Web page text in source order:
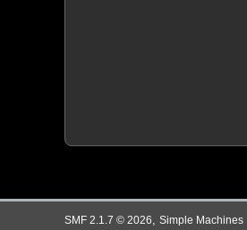
SMF 2.1.7 © 2026, Simple Machines